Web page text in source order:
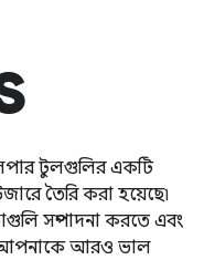
টুলগুলির একটি
তৈরি করা হয়েছে৷
সম্পাদনা করতে এবং
আপনাকে আরও ভাল